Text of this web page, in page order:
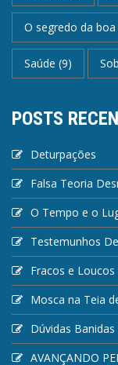
O segredo da boa
Saúde (9)
POSTS
Deturpações
Falsa Teoria
O Tempo e o
Testemunhos
Fracos e Loucos
Mosca na Teia
Dúvidas Banidas
AVANÇANDO